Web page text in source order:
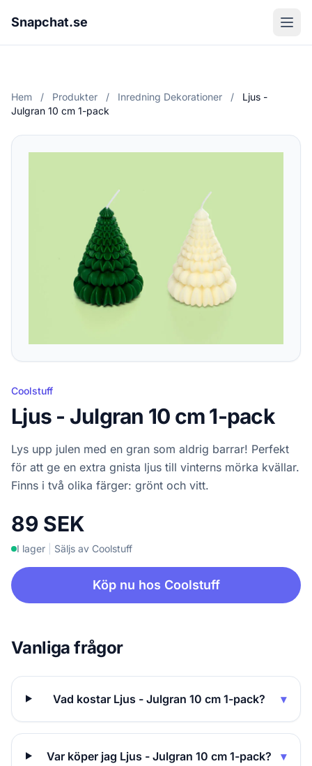
Snapchat.se
Hem / Produkter / Inredning Dekorationer /
Ljus -
Julgran 10 cm 1-pack
Coolstuff
Ljus - Julgran 10 cm 1-pack
Lys upp julen med en gran som aldrig barrar! Perfekt
för att ge en extra gnista ljus till vinterns mörka kvällar.
Finns i två olika färger: grönt och vitt.
89 SEK
I lager Säljs av Coolstuff
Köp nu hos Coolstuff
Vanliga frågor
Vad kostar Ljus - Julgran 10 cm 1-pack? ▾
Var köper jag Ljus - Julgran 10 cm 1-pack? ▾